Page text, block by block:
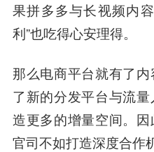
果拼多多与长视频内
利”也吃得心安理得。
那么电商平台就有了
了新的分发平台与流
造更多的增量空间。
官司不如打造深度合作